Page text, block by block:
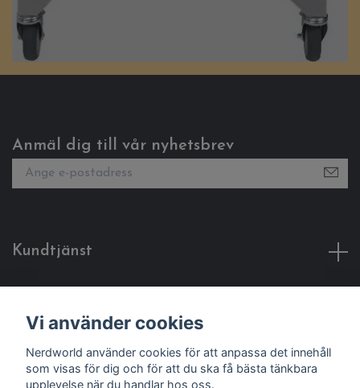
Anmäl dig till vår nyhetsbrev
Kundtjänst
Sociala medier
Vi använder cookies
Nerdworld använder cookies för att anpassa det innehåll
som visas för dig och för att du ska få bästa tänkbara
upplevelse när du handlar hos oss.